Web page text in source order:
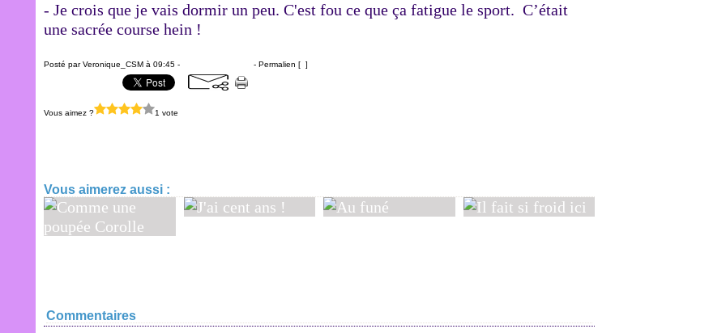
- Je crois que je vais dormir un peu. C'est fou ce que ça fatigue le sport. C’était
une sacrée course hein !
Posté par Veronique_CSM à 09:45 - - Permalien [ ]
Vous aimez ? 1 vote
Vous aimerez aussi :
Commentaires